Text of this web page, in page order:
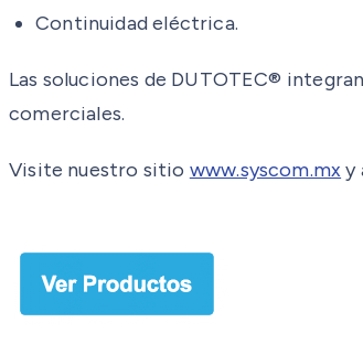
Continuidad eléctrica.
Las soluciones de DUTOTEC®
comerciales.
Visite nuestro sitio www.syscom.mx y